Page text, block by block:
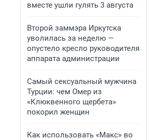
вместе ушли гулять 3 августа
Второй заммэра Иркутска
уволилась за неделю —
опустело кресло руководителя
аппарата администрации
Самый сексуальный мужчина
Турции: чем Омер из
«Клюквенного щербета»
покорил женщин
Как использовать «Макс» во